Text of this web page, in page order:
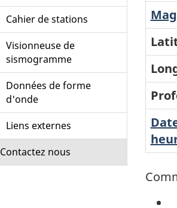
Cahier de stations
Visionneuse de
sismogramme
Données de forme
d'onde
Liens externes
Contactez nous